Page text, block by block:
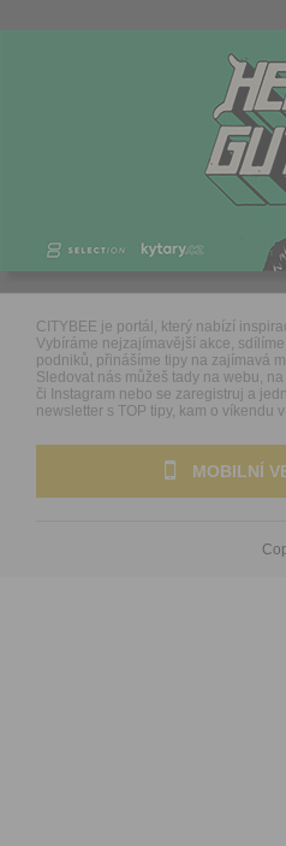
CITYBEE je portál, který nabízí
Vybíráme nejzajímavější akce,
podniků, přinášíme tipy na zajímavá
Sledovat nás můžeš tady na webu,
či Instagram nebo se zaregistruj a
newsletter s TOP tipy, kam o víkendu
MOBILNÍ